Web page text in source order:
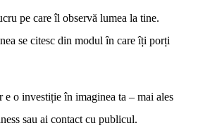
pe care îl observă lumea la tine.
se citesc din modul în care îți porți
e o investiție în imaginea ta – mai ales
sau ai contact cu publicul.